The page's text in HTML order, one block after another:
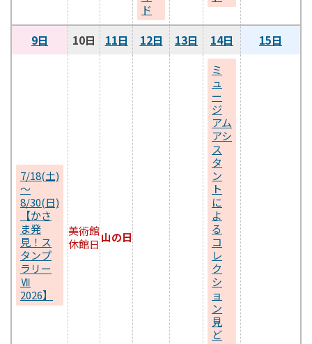
ド
9日 10日 11日 12日 13日 14日 15日
7/18(土)
～
8/30(日)
【かさ
ま発
見！ス
タンプ
ラリー
Ⅶ
2026】
美術館
休館日 山の日
ミ
ュ
ー
ジ
アム
アシ
ス
タ
ン
ト
に
よ
る
コ
レ
ク
シ
ョ
ン
見
ど